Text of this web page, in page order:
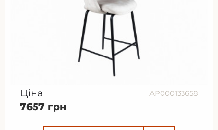
Ціна АР000133658
7657 грн